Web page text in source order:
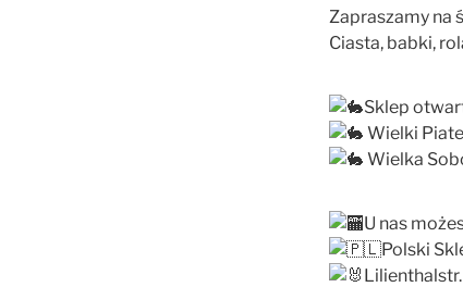
Zapraszamy na
Ciasta, babki,
Sklep
Wielki
Wielka
U nas
Polski